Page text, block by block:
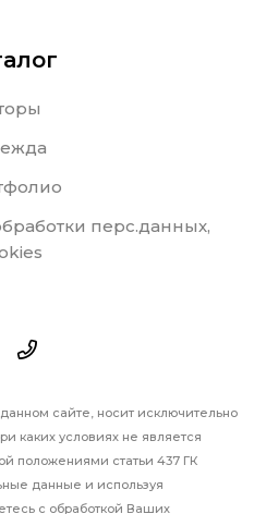
перс.данных,
сайте, носит исключительно
каких условиях не является
положениями статьи 437 ГК
данные и используя
с обработкой Ваших